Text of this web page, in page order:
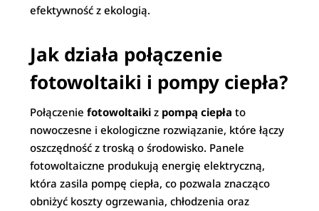
efektywność z ekologią.
Jak działa połączenie
fotowoltaiki i pompy ciepła?
Połączeniefotowoltaiki z pompą ciepła to
nowoczesne i ekologiczne rozwiązanie, które łączy
oszczędność z troską o środowisko. Panele
fotowoltaiczne produkują energię elektryczną,
która zasila pompę ciepła, co pozwala znacząco
obniżyć koszty ogrzewania, chłodzenia oraz